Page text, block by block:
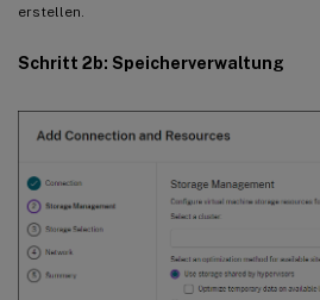
erstellen.
Schritt 2b: Speicherverwaltung